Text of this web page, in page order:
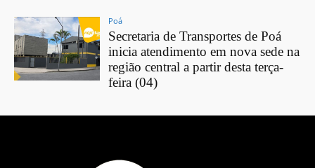
Poá
Secretaria de Transportes de Poá
inicia atendimento em nova sede na
região central a partir desta terça-
feira (04)